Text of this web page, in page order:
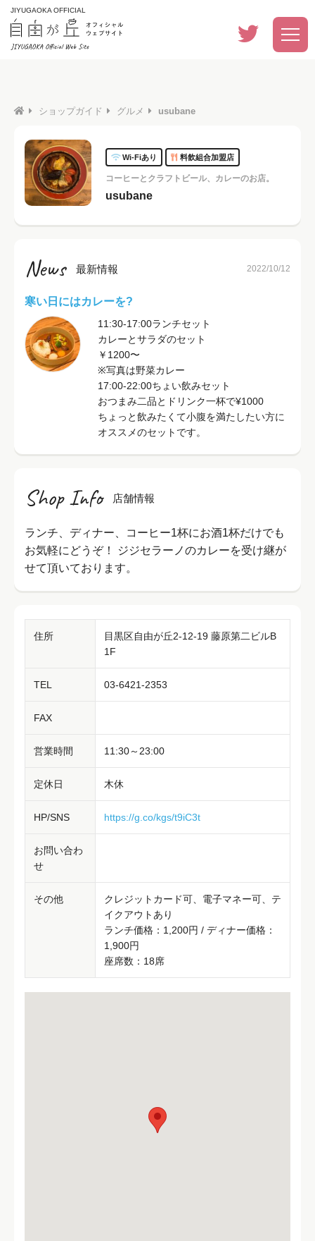
JIYUGAOKA OFFICIAL
ショップガイド グルメ usubane
Wi-Fiあり 料飲組合加盟店
コーヒーとクラフトビール、カレーのお店。
usubane
News 最新情報 2022/10/12
寒い日にはカレーを?
11:30-17:00ランチセット
カレーとサラダのセット
￥1200〜
※写真は野菜カレー
17:00-22:00ちょい飲みセット
おつまみ二品とドリンク一杯で¥1000
ちょっと飲みたくて小腹を満たしたい方に
オススメのセットです。
Shop Info 店舗情報
ランチ、ディナー、コーヒー1杯にお酒1杯だけでも
お気軽にどうぞ！ ジジセラーノのカレーを受け継が
せて頂いております。
住所
目黒区自由が丘2-12-19 藤原第二ビルB
1F
TEL 03-6421-2353
FAX
営業時間 11:30～23:00
定休日 木休
HP/SNS https://g.co/kgs/t9iC3t
お問い合わ
せ
その他
クレジットカード可、電子マネー可、テ
イクアウトあり
ランチ価格：1,200円 / ディナー価格：
1,900円
座席数：18席